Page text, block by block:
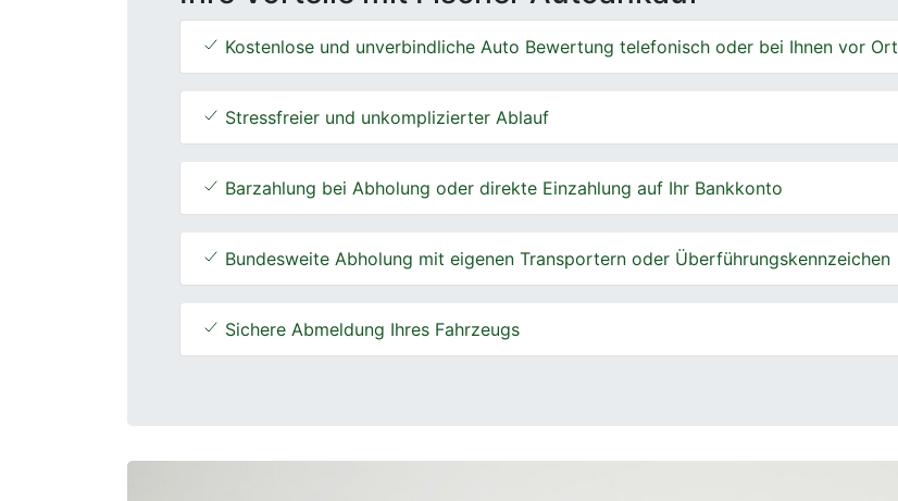
Kostenlose und unverbindliche Auto Bewertung telefonisch oder bei Ihnen vor Ort
Stressfreier und unkomplizierter Ablauf
Barzahlung bei Abholung oder direkte Einzahlung auf Ihr Bankkonto
Bundesweite Abholung mit eigenen Transportern oder Überführungskennzeichen
Sichere Abmeldung Ihres Fahrzeugs